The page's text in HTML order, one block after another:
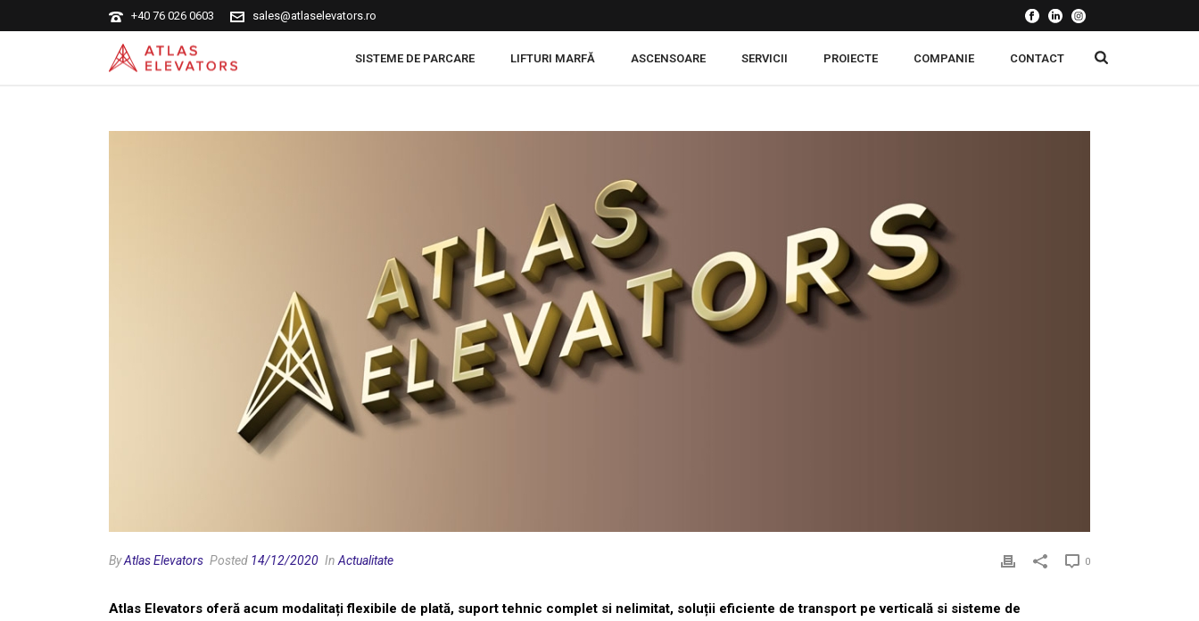
+40 76 026 0603 sales@atlaselevators.ro
SISTEME DE PARCARE LIFTURI MARFĂ ASCENSOARE SERVICII PROIECTE COMPANIE CONTACT
ByAtlas Elevators Posted 14/12/2020 In Actualitate 0
Atlas Elevators oferă acum modalitați flexibile de plată, suport tehnic complet si nelimitat, soluții eficiente de transport pe verticală si sisteme de